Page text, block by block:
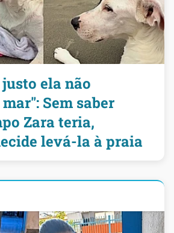
ela não
Sem saber
Zara teria,
levá-la à praia